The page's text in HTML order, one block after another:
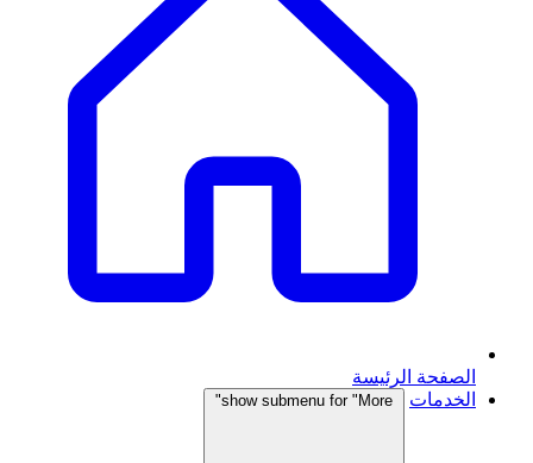
الصفحة الرئيسة
الخدمات
show submenu for "More"